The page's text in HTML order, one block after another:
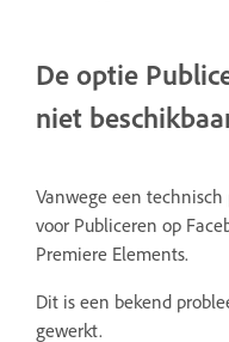
De optie
niet
Vanwege een
voor Publiceren op
Premiere Elements.
Dit is een bekend
gewerkt.